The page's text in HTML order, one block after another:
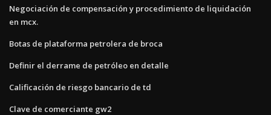
Negociación de compensación y procedimiento de liquidación
en mcx.
Botas de plataforma petrolera de broca
Definir el derrame de petróleo en detalle
Calificación de riesgo bancario de td
Clave de comerciante gw2